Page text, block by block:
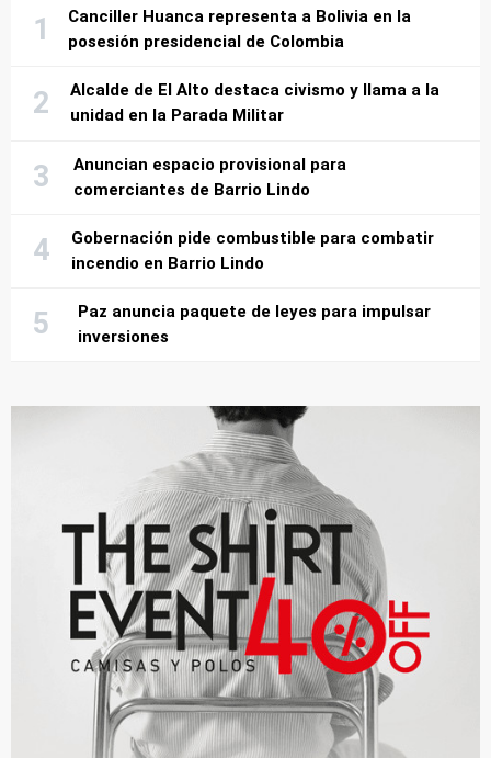
Canciller Huanca representa a Bolivia en la
posesión presidencial de Colombia
Alcalde de El Alto destaca civismo y llama a la
unidad en la Parada Militar
Anuncian espacio provisional para
comerciantes de Barrio Lindo
Gobernación pide combustible para combatir
incendio en Barrio Lindo
Paz anuncia paquete de leyes para impulsar
inversiones